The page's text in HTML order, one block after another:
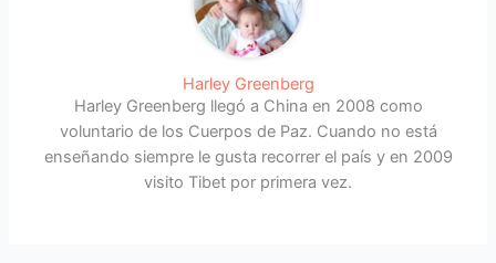
Harley Greenberg
Harley Greenberg llegó a China en 2008 como
voluntario de los Cuerpos de Paz. Cuando no está
enseñando siempre le gusta recorrer el país y en 2009
visito Tibet por primera vez.